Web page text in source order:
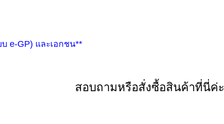
e-GP) และเอกชน**
สอบถามหรือสั่งซื้อสินค้าที่นี่ค่ะ